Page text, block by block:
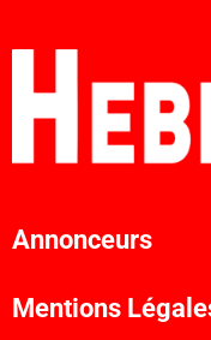
Annonceurs
Mentions